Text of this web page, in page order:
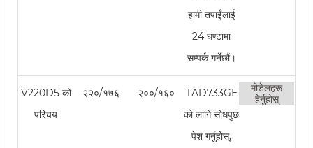
हामी तपाईंलाई
24 घण्टामा
सम्पर्क गर्नेछौं।
V220D5 को
परिचय
२२०/१७६ २००/१६०
TAD733GE
को लागि सोधपुछ
पेश गर्नुहोस्,
मोडेलहरू
हेर्नुहोस्